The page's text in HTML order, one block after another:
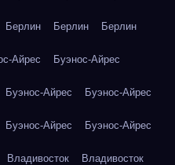
Берлин Берлин Берлин
Айрес Буэнос-Айрес
Буэнос-Айрес Буэнос-Айрес
Буэнос-Айрес Буэнос-Айрес
Владивосток Владивосток